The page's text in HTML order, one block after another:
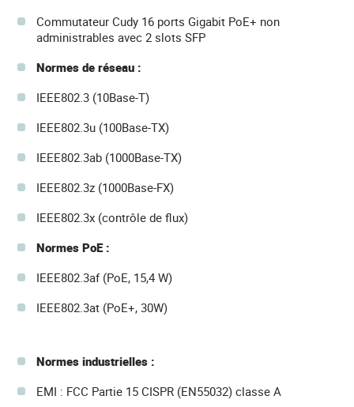
Commutateur Cudy 16 ports Gigabit PoE+ non
administrables avec 2 slots SFP
Normes de réseau :
IEEE802.3 (10Base-T)
IEEE802.3u (100Base-TX)
IEEE802.3ab (1000Base-TX)
IEEE802.3z (1000Base-FX)
IEEE802.3x (contrôle de flux)
Normes PoE :
IEEE802.3af (PoE, 15,4 W)
IEEE802.3at (PoE+, 30W)
Normes industrielles :
EMI : FCC Partie 15 CISPR (EN55032) classe A